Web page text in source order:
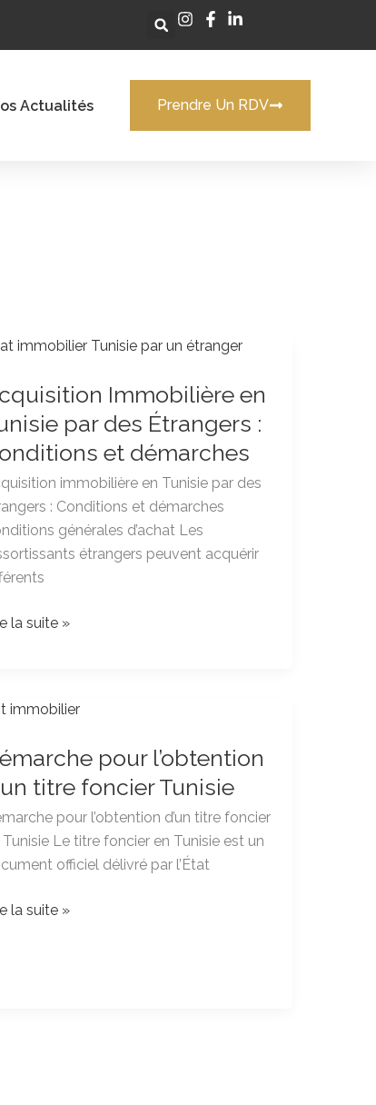
Actualités Prendre Un RDV
Immobilière en
par des Étrangers :
et démarches
immobilière en Tunisie par des
: Conditions et démarches
générales d’achat Les
étrangers peuvent acquérir
la suite »
pour l’obtention
titre foncier Tunisie
pour l’obtention d’un titre foncier
Tunisie Le titre foncier en Tunisie est un
officiel délivré par l’État
la suite »